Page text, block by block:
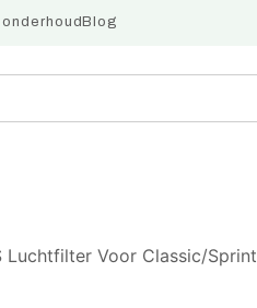
Blog
Luchtfilter Voor Classic/Sprint